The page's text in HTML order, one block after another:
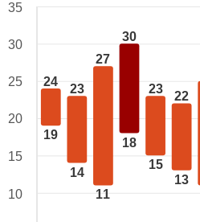
24
19
23
14
27
11
30
18
23
15
22
13
35
30
25
20
15
10